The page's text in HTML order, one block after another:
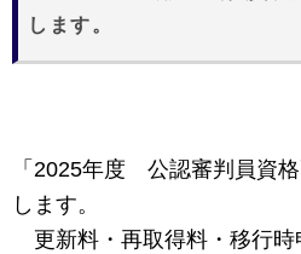
します。
「 2025年度 公認審判員資格
します。
更新料・再取得料・移行時